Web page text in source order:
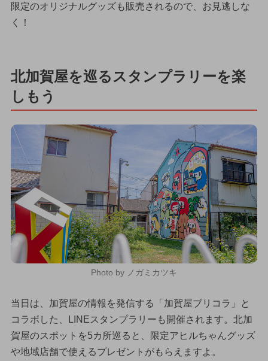
限定のオリジナルグッズも販売されるので、お見逃しな
く！
北加賀屋を巡るスタンプラリーを楽
しもう
Photo by ノガミカツキ
当日は、加賀屋の情報を発信する「加賀屋ブリコラ」と
コラボした、LINEスタンプラリーも開催されます。北加
賀屋のスポットを5カ所巡ると、限定アヒルちゃんグッズ
や地域店舗で使えるプレゼントがもらえますよ。